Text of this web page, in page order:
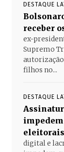
DESTAQUE
receber
ex-
Supremo
autorização
filhos no...
DESTAQUE
eleitorais
digital e